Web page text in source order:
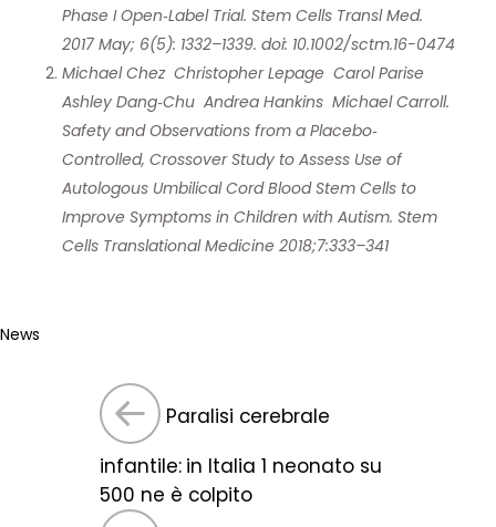
Phase I Open‐Label Trial. Stem Cells Transl Med.
2017 May; 6(5): 1332–1339. doi: 10.1002/sctm.16-0474
Michael Chez Christopher Lepage Carol Parise
Ashley Dang‐Chu Andrea Hankins Michael Carroll.
Safety and Observations from a Placebo‐
Controlled, Crossover Study to Assess Use of
Autologous Umbilical Cord Blood Stem Cells to
Improve Symptoms in Children with Autism. Stem
Cells Translational Medicine 2018;7:333–341
News
Paralisi cerebrale
infantile: in Italia 1 neonato su
500 ne è colpito